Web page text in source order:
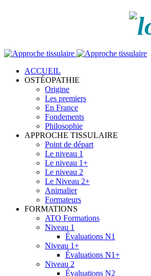
ACCUEIL
OSTÉOPATHIE
Origine
Les premiers
En France
Fondements
Philosophie
APPROCHE TISSULAIRE
Point de départ
Le niveau 1
Le niveau 1+
Le niveau 2
Le Niveau 2+
Animalier
Formateurs
FORMATIONS
ATO Formations
Niveau 1
Évaluations N1
Niveau 1+
Évaluations N1+
Niveau 2
Évaluations N2